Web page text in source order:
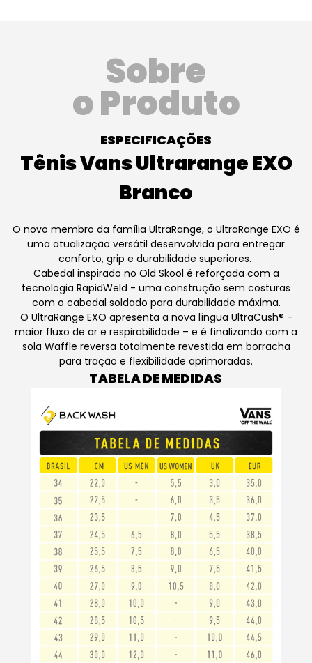
Sobre
o Produto
ESPECIFICAÇÕES
Tênis Vans Ultrarange EXO
Branco
O novo membro da família UltraRange, o UltraRange EXO é
uma atualização versátil desenvolvida para entregar
conforto, grip e durabilidade superiores.
Cabedal inspirado no Old Skool é reforçada com a
tecnologia RapidWeld - uma construção sem costuras
com o cabedal soldado para durabilidade máxima.
O UltraRange EXO apresenta a nova língua UltraCush® -
maior fluxo de ar e respirabilidade – e é finalizando com a
sola Waffle reversa totalmente revestida em borracha
para tração e flexibilidade aprimoradas.
TABELA DE MEDIDAS